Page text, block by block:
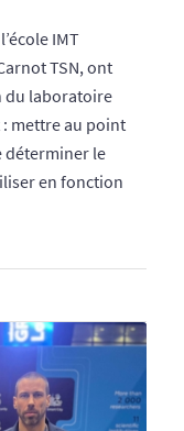
IMT
TSN, ont
du laboratoire
mettre au point
déterminer le
en fonction